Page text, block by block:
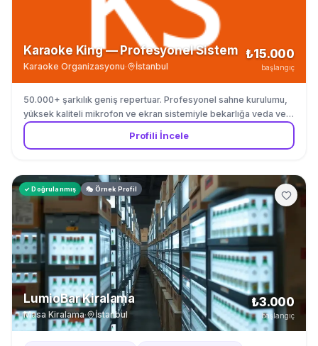
Karaoke King — Profesyonel Sistem
Karaoke Organizasyonu· İstanbul
₺15.000
başlangıç
50.000+ şarkılık geniş repertuar. Profesyonel sahne kurulumu,
yüksek kaliteli mikrofon ve ekran sistemiyle bekarlığa veda ve
doğum günleri için.
Profili İncele
✓ Doğrulanmış 🎭 Örnek Profil
LumioBar Kiralama
Masa Kiralama· İstanbul
₺3.000
başlangıç